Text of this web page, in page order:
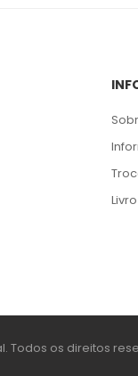
Todos os direitos